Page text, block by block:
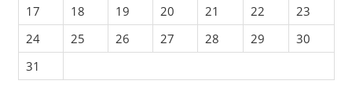
17
18 19 20 21 22
23
24
25 26 27 28 29
30
31